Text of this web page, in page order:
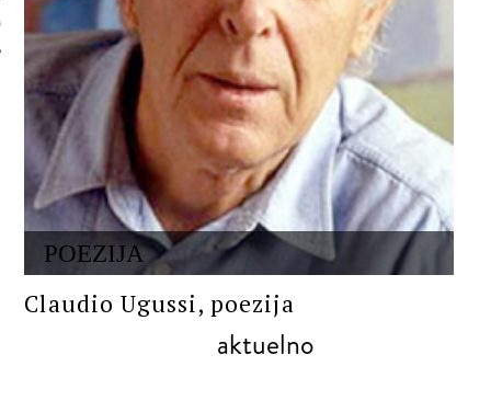
POEZIJA
Claudio Ugussi, poezija
aktuelno